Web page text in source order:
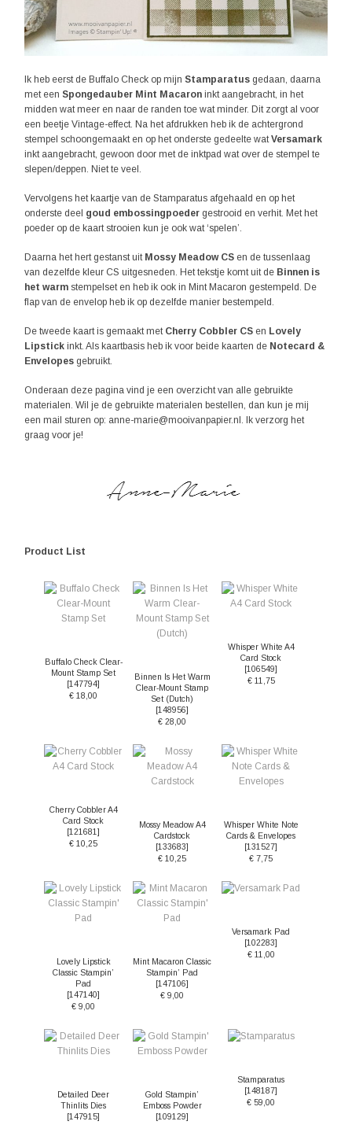
Ik heb eerst de Buffalo Check op mijn Stamparatus gedaan, daarna
met een Spongedauber Mint Macaron inkt aangebracht, in het
midden wat meer en naar de randen toe wat minder. Dit zorgt al voor
een beetje Vintage-effect. Na het afdrukken heb ik de achtergrond
stempel schoongemaakt en op het onderste gedeelte watVersamark
inkt aangebracht, gewoon door met de inktpad wat over de stempel te
slepen/deppen. Niet te veel.
Vervolgens het kaartje van de Stamparatus afgehaald en op het
onderste deel goud embossingpoeder gestrooid en verhit. Met het
poeder op de kaart strooien kun je ook wat ‘spelen’.
Daarna het hert gestanst uit Mossy Meadow CS en de tussenlaag
van dezelfde kleur CS uitgesneden. Het tekstje komt uit de Binnen is
het warm stempelset en heb ik ook in Mint Macaron gestempeld. De
flap van de envelop heb ik op dezelfde manier bestempeld.
De tweede kaart is gemaakt met Cherry Cobbler CS en Lovely
Lipstick inkt. Als kaartbasis heb ik voor beide kaarten de Notecard &
Envelopes gebruikt.
Onderaan deze pagina vind je een overzicht van alle gebruikte
materialen. Wil je de gebruikte materialen bestellen, dan kun je mij
een mail sturen op: anne-marie@mooivanpapier.nl. Ik verzorg het
graag voor je!
Product List
Buffalo Check Clear-
Mount Stamp Set
[147794]
€ 18,00
Binnen Is Het Warm
Clear-Mount Stamp
Set (Dutch)
[148956]
€ 28,00
Whisper White A4
Card Stock
[106549]
€ 11,75
Cherry Cobbler A4
Card Stock
[121681]
€ 10,25
Mossy Meadow A4
Cardstock
[133683]
€ 10,25
Whisper White Note
Cards & Envelopes
[131527]
€ 7,75
Lovely Lipstick
Classic Stampin’
Pad
[147140]
€ 9,00
Mint Macaron Classic
Stampin’ Pad
[147106]
€ 9,00
Versamark Pad
[102283]
€ 11,00
Detailed Deer
Thinlits Dies
[147915]
Gold Stampin’
Emboss Powder
[109129]
Stamparatus
[148187]
€ 59,00